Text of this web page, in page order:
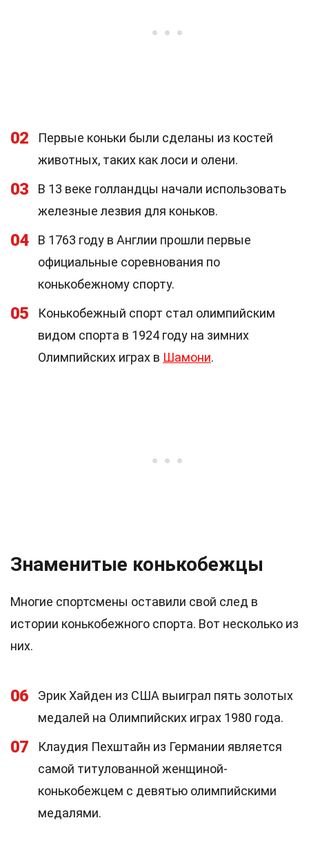
02
Первые коньки были сделаны из костей
животных, таких как лоси и олени.
03
В 13 веке голландцы начали использовать
железные лезвия для коньков.
04
В 1763 году в Англии прошли первые
официальные соревнования по
конькобежному спорту.
05
Конькобежный спорт стал олимпийским
видом спорта в 1924 году на зимних
Олимпийских играх в Шамони.
Знаменитые конькобежцы
Многие спортсмены оставили свой след в
истории конькобежного спорта. Вот несколько из
них.
06
Эрик Хайден из США выиграл пять золотых
медалей на Олимпийских играх 1980 года.
07
Клаудия Пехштайн из Германии является
самой титулованной женщиной-
конькобежцем с девятью олимпийскими
медалями.